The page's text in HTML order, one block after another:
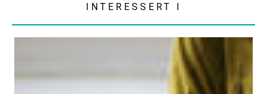
INTERESSERT I